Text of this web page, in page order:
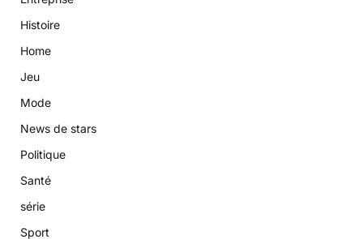
Histoire
Home
Jeu
Mode
News de stars
Politique
Santé
série
Sport